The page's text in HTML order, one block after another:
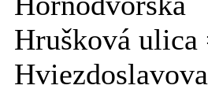
Hrušková ulica